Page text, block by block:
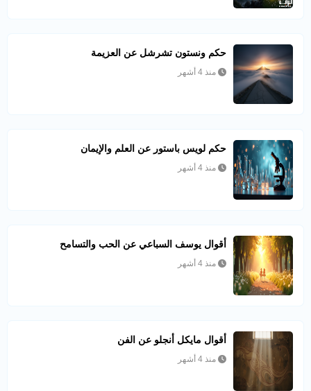
حكم ونستون تشرشل عن العزيمة
منذ 4 أشهر
حكم لويس باستور عن العلم والإيمان
منذ 4 أشهر
أقوال يوسف السباعي عن الحب والتسامح
منذ 4 أشهر
أقوال مايكل أنجلو عن الفن
منذ 4 أشهر